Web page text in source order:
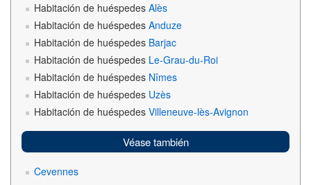
Habitación de huéspedes Alès
Habitación de huéspedes Anduze
Habitación de huéspedes Barjac
Habitación de huéspedes Le-Grau-du-Roi
Habitación de huéspedes Nîmes
Habitación de huéspedes Uzès
Habitación de huéspedes Villeneuve-lès-Avignon
Véase también
Cevennes